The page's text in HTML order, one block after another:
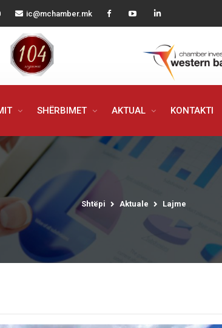
ic@mchamber.mk
SHËRBIMET AKTUAL KONTAKTI
Shtëpi Aktuale Lajme